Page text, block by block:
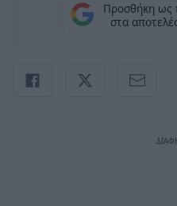
Προσθήκη ως
στα